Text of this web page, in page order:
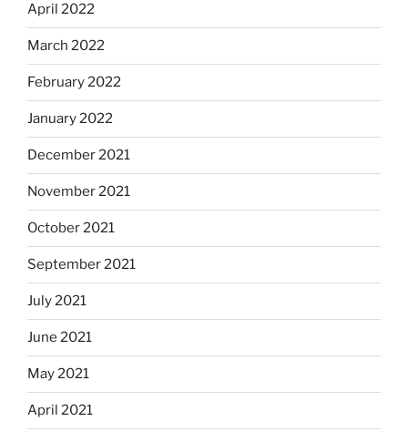
April 2022
March 2022
February 2022
January 2022
December 2021
November 2021
October 2021
September 2021
July 2021
June 2021
May 2021
April 2021